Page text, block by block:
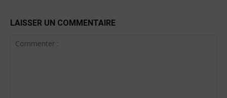
LAISSER UN COMMENTAIRE